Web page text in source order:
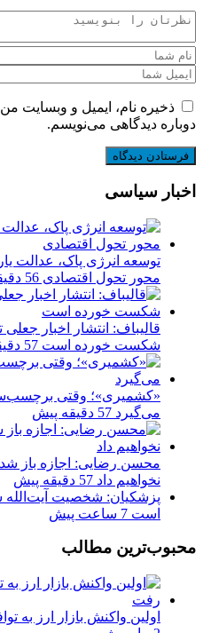
ذخیره نام، ایمیل و وبسایت
دوباره دیدگاهی می‌نویسم.
اخبار سیاسی
توسعه انرژی پاک، عدالت
محور تحول اقتصادی 56 دقیقه پیش
قالیباف: انتشار اخبار
شکست خورده است 57 دقیقه پیش
«کشمیری»؛ وقتی
می‌گیرد 57 دقیقه پیش
محسن رضایی: اجازه باز
نخواهیم داد 57 دقیقه پیش
پزشکیان: شخصیت آیت‌الله
است 7 ساعت پیش
محبوب‌ترین مطالب
اولین واکنش بازار ارز به